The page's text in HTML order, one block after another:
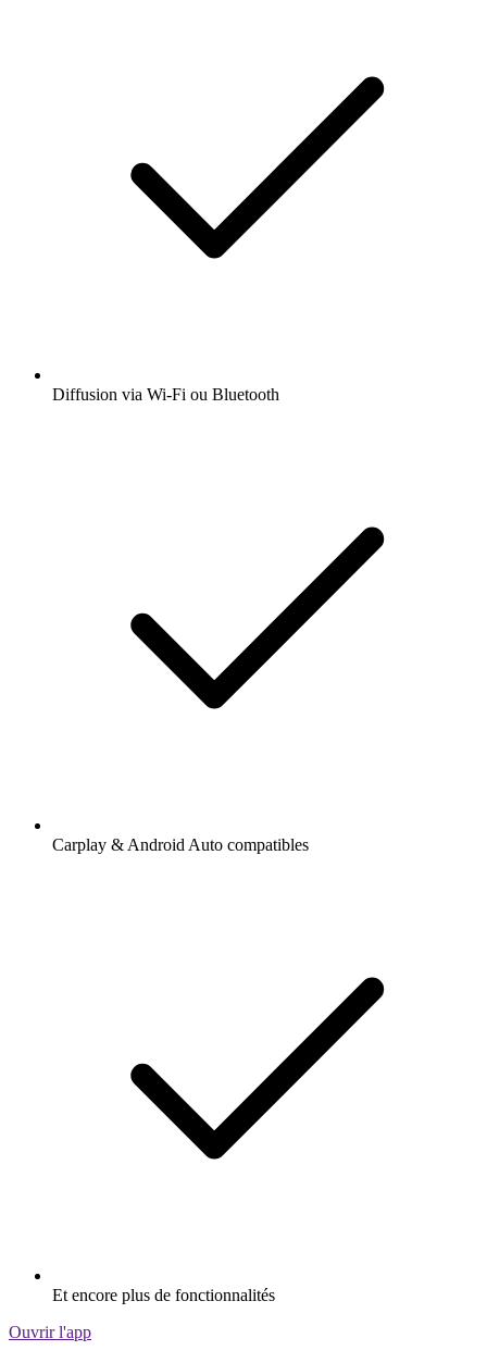
Diffusion via Wi-Fi ou Bluetooth
Carplay & Android Auto compatibles
Et encore plus de fonctionnalités
Ouvrir l'app